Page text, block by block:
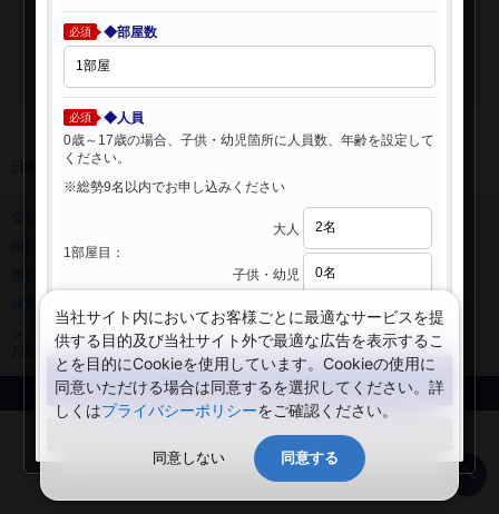
日本旅行 トップ>
プライバシーポリシー
旅行業登録票・約款
ニュースリリース
採用情報
システムメンテナンスの
お知らせ
Copyright © NIPPON TRAVEL AGENCY Co.,LTD. All rights reserved.
必須 ◆部屋数
必須
◆人員
0歳～17歳の場合、子供・幼児箇所に人員数、年齢を設定して
ください。
※総勢9名以内でお申し込みください
1部屋目：
大人
子供・幼児
検索する
閉じる
当社サイト内においてお客様ごとに最適なサービスを提
供する目的及び当社サイト外で最適な広告を表示するこ
とを目的にCookieを使用しています。Cookieの使用に
同意いただける場合は同意するを選択してください。詳
しくはプライバシーポリシーをご確認ください。
同意しない 同意する